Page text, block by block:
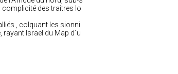
complicité des traitres lo
colquant les sionni
rayant Israel du Map d´u